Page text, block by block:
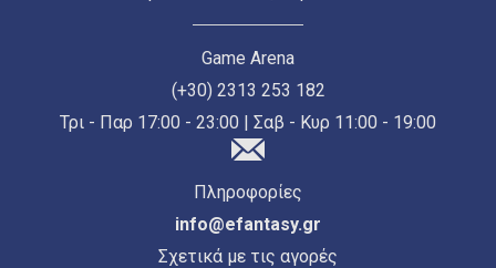
Game Arena
(+30) 2313 253 182
Τρι - Παρ 17:00 - 23:00 | Σαβ - Κυρ 11:00 - 19:00
Πληροφορίες
info@efantasy.gr
Σχετικά με τις αγορές